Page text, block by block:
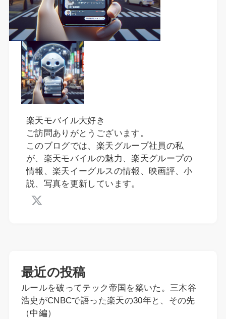
楽天モバイル大好き
ご訪問ありがとうございます。
このブログでは、楽天グループ社員の私
が、楽天モバイルの魅力、楽天グループの
情報、楽天イーグルスの情報、映画評、小
説、写真を更新しています。
最近の投稿
ルールを破ってテック帝国を築いた。三木谷
浩史がCNBCで語った楽天の30年と、その先
（中編）